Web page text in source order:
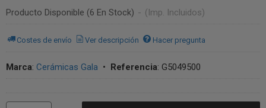
Producto Disponible (6 En Stock) - (Imp. Incluidos)
Costes de envío Ver descripción Hacer pregunta
Marca: Cerámicas Gala • Referencia: G5049500